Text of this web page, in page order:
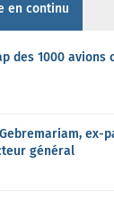
en continu
des 1000 avions
ex-
général